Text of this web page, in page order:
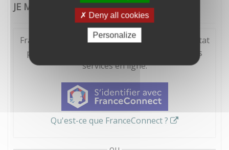
Deny all cookies
Personalize
JE ME CONNECTE
FranceConnect est la solution proposée par l'Etat
pour sécuriser et simplifier la connexion à vos
services en ligne.
Qu'est-ce que FranceConnect ?